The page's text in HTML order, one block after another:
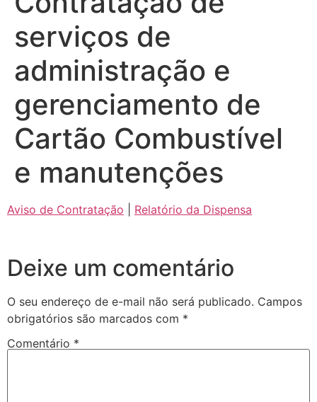
serviços de
administração e
gerenciamento de
Cartão Combustível
e manutenções
Aviso de Contratação Relatório da Dispensa
Deixe um comentário
O seu endereço de e-mail não será publicado. Campos
obrigatórios são marcados com *
Comentário *